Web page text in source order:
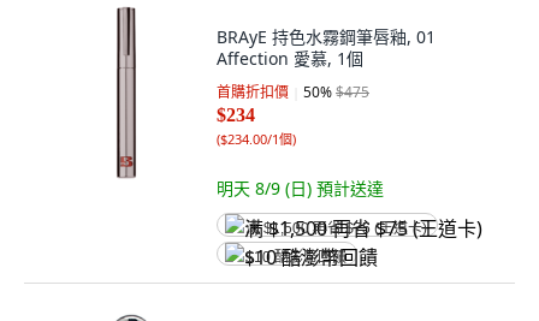
BRAyE 持色水霧鋼筆唇釉, 01
Affection 愛慕, 1個
首購折扣價 50%$475
$234
($234.00/1個)
明天 8/9 (日) 預計送達
满 $1,500 再省 $75 (王道卡)
$10 酷澎幣回饋